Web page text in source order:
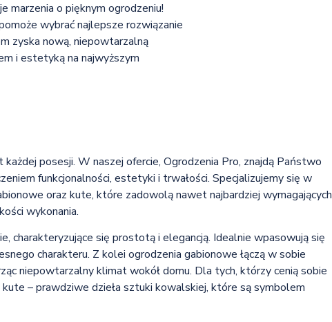
marzenia o pięknym ogrodzeniu!
wybrać najlepsze rozwiązanie
zyska nową, niepowtarzalną
i estetyką na najwyższym
posesji. W naszej ofercie, Ogrodzenia Pro, znajdą Państwo
funkcjonalności, estetyki i trwałości. Specjalizujemy się w
oraz kute, które zadowolą nawet najbardziej wymagających
wykonania.
charakteryzujące się prostotą i elegancją. Idealnie wpasowują się
charakteru. Z kolei ogrodzenia gabionowe łączą w sobie
niepowtarzalny klimat wokół domu. Dla tych, którzy cenią sobie
– prawdziwe dzieła sztuki kowalskiej, które są symbolem